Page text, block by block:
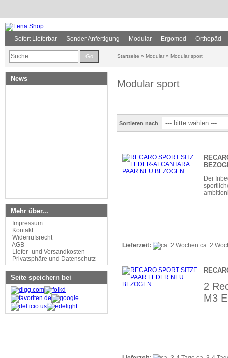
Sofort Lieferbar Sonder Anfertigung Modular Ergomed Orthopäd
Go Startseite » Modular » Modular sport
Modular sport
Sortieren nach
Der
Lieferzeit: ca. 2
2
M3
News
Mehr über...
Impressum
Kontakt
Widerrufsrecht
AGB
Liefer- und Versandkosten
Privatsphäre und Datenschutz
Seite speichern bei